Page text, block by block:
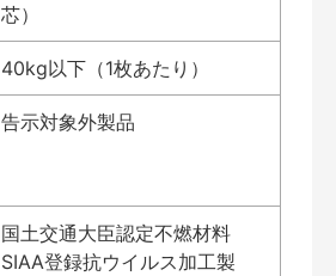
芯）
40kg以下（1枚あたり）
告示対象外製品
国土交通大臣認定不燃材料
SIAA登録抗ウイルス加工製